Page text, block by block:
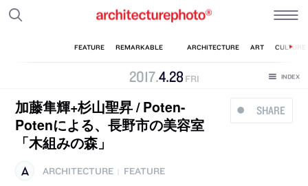
2017.4.28 FRI
SHARE
加藤隼輝+杉山聖昇 / Poten-
Potenによる、長野市の美容室
「木組みの森」
ARCHITECTURE
FEATURE